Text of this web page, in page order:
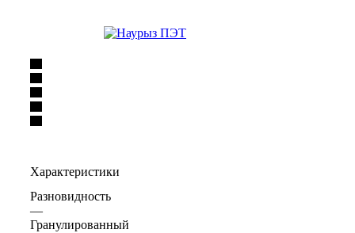
Характеристики
Разновидность
—
Гранулированный